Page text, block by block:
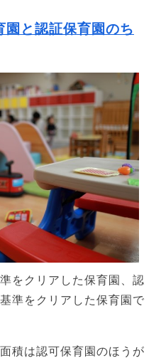
園と認証保育園のち
をクリアした保育園、認
準をクリアした保育園で
積は認可保育園のほうが